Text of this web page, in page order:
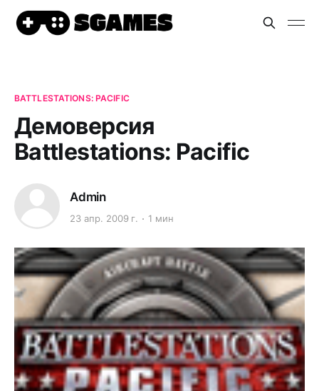
BATTLESTATIONS: PACIFIC
Демоверсия
Battlestations: Pacific
Admin
23 апр. 2009 г. 1 мин